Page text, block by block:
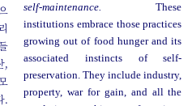
,
.
self-maintenance.
These
institutions embrace those practices
growing out of food hunger and its
associated instincts of self-
preservation. They include industry,
property, war for gain, and all the